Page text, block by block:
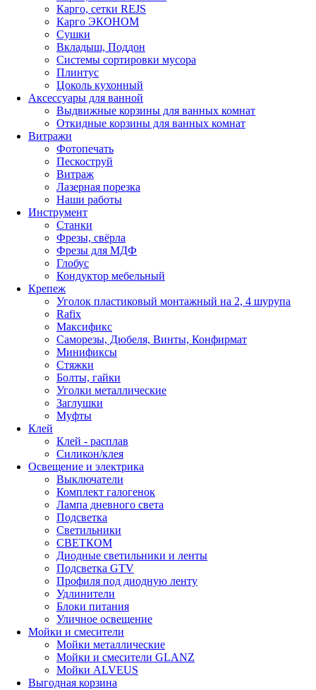
Карго, сетки REJS
Карго ЭКОНОМ
Сушки
Вкладыш, Поддон
Системы сортировки мусора
Плинтус
Цоколь кухонный
Аксессуары для ванной
Выдвижные корзины для ванных комнат
Откидные корзины для ванных комнат
Витражи
Фотопечать
Пескоструй
Витраж
Лазерная порезка
Наши работы
Инструмент
Станки
Фрезы, свёрла
Фрезы для МДФ
Глобус
Кондуктор мебельный
Крепеж
Уголок пластиковый монтажный на 2, 4 шурупа
Rafix
Максификс
Саморезы, Дюбеля, Винты, Конфирмат
Минификсы
Стяжки
Болты, гайки
Уголки металлические
Заглушки
Муфты
Клей
Клей - расплав
Силикон/клея
Освещение и электрика
Выключатели
Комплект галогенок
Лампа дневного света
Подсветка
Светильники
СВЕТКОМ
Диодные светильники и ленты
Подсветка GTV
Профиля под диодную ленту
Удлинители
Блоки питания
Уличное освещение
Мойки и смесители
Мойки металлические
Мойки и смесители GLANZ
Мойки ALVEUS
Выгодная корзина